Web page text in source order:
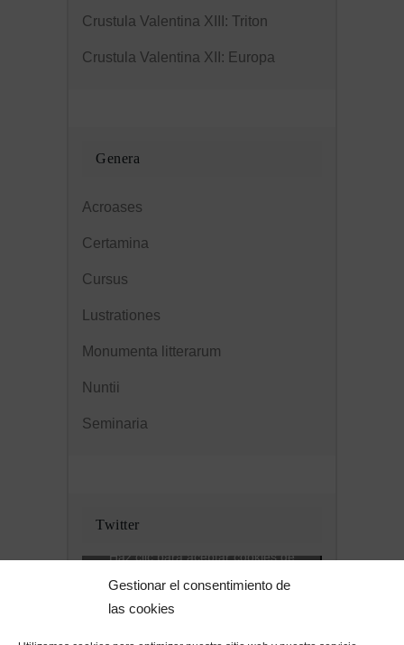
Gestionar el consentimiento de
las cookies
Crustula Valentina XIII: Triton
Crustula Valentina XII: Europa
Genera
Acroases
Certamina
Cursus
Lustrationes
Monumenta litterarum
Nuntii
Seminaria
Twitter
Haz clic para aceptar cookies de
marketing y permitir este contenido